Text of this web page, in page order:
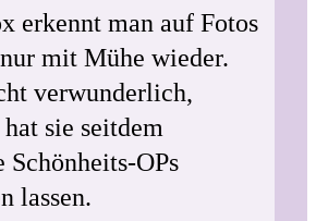
erkennt man auf Fotos
mit Mühe wieder.
verwunderlich,
sie seitdem
Schönheits-OPs
lassen.